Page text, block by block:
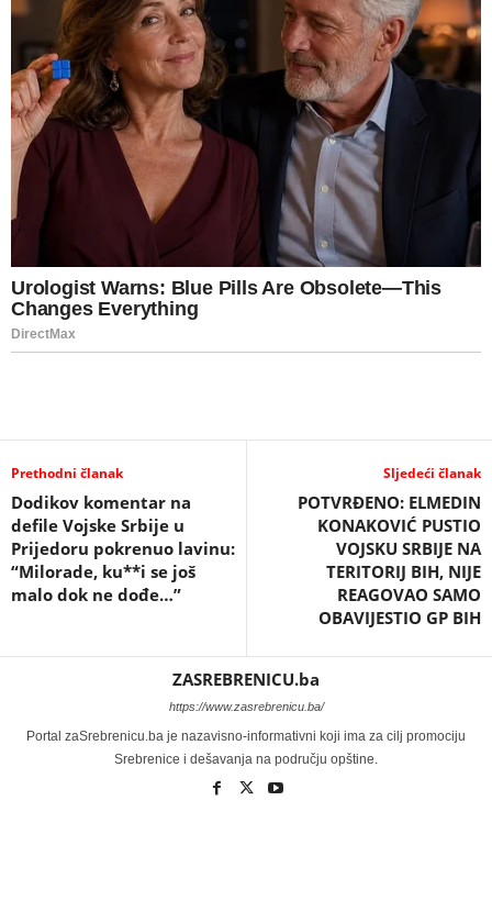
Prethodni članak
Dodikov komentar na
defile Vojske Srbije u
Prijedoru pokrenuo lavinu:
“Milorade, ku**i se još
malo dok ne dođe…”
Sljedeći članak
POTVRĐENO: ELMEDIN
KONAKOVIĆ PUSTIO
VOJSKU SRBIJE NA
TERITORIJ BIH, NIJE
REAGOVAO SAMO
OBAVIJESTIO GP BIH
ZASREBRENICU.ba
https://www.zasrebrenicu.ba/
Portal zaSrebrenicu.ba je nazavisno-informativni koji ima za cilj promociju
Srebrenice i dešavanja na području opštine.